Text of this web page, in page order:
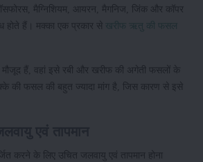
मैग्निशियम, आयरन, मैगनिज, जिंक और कॉपर
होते हैं। मक्का एक प्रकार से खरीफ ऋतु की फसल
मौजूद हैं, वहां इसे रबी और खरीफ की अगेती फसलों के
की फसल की बहुत ज्यादा मांग है, जिस कारण से इसे
करने के लिए उचित जलवायु एवं तापमान होना